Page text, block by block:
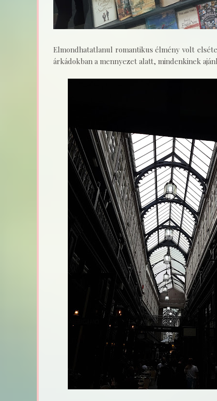
Elmondhatatlanul romantikus élmény volt
árkádokban a mennyezet alatt, mindenkinek